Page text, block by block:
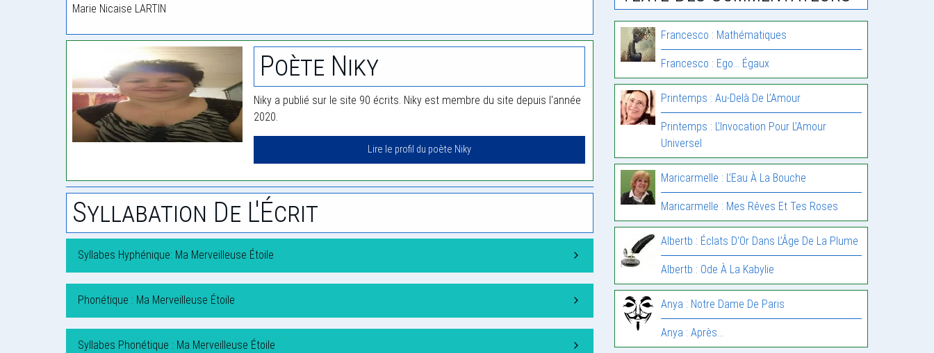
Marie Nicaise LARTIN
Poète Niky
Niky a publié sur le site 90 écrits. Niky est membre du site depuis l'année
2020.
Lire le profil du poète Niky
Syllabation De L'Écrit
Syllabes Hyphénique: Ma Merveilleuse Étoile
Phonétique : Ma Merveilleuse Étoile
Syllabes Phonétique : Ma Merveilleuse Étoile
Francesco : Mathématiques
Francesco : Ego… Égaux
Printemps : Au-Delà De L’Amour
Printemps : L’Invocation Pour L’Amour
Universel
Maricarmelle : L’Eau À La Bouche
Maricarmelle : Mes Rêves Et Tes Roses
Albertb : Éclats D’Or Dans L’Âge De La Plume
Albertb : Ode À La Kabylie
Anya : Notre Dame De Paris
Anya : Après…